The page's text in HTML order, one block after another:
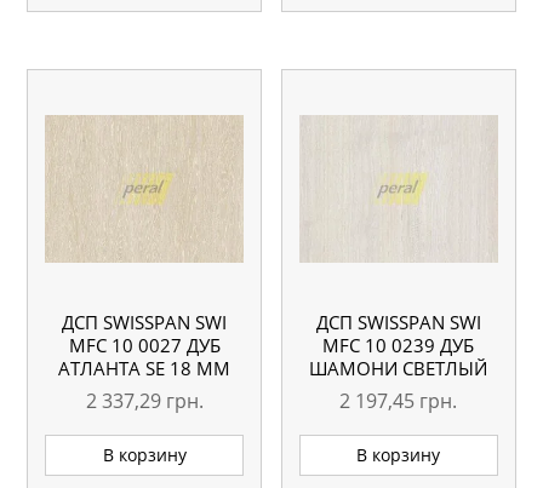
ДСП SWISSPAN SWI
MFC 10 0027 ДУБ
АТЛАНТА SE 18 ММ
2 337,29 грн.
В корзину
ДСП SWISSPAN SWI
MFC 10 0239 ДУБ
ШАМОНИ СВЕТЛЫЙ
SE 18 ММ
2 197,45 грн.
В корзину